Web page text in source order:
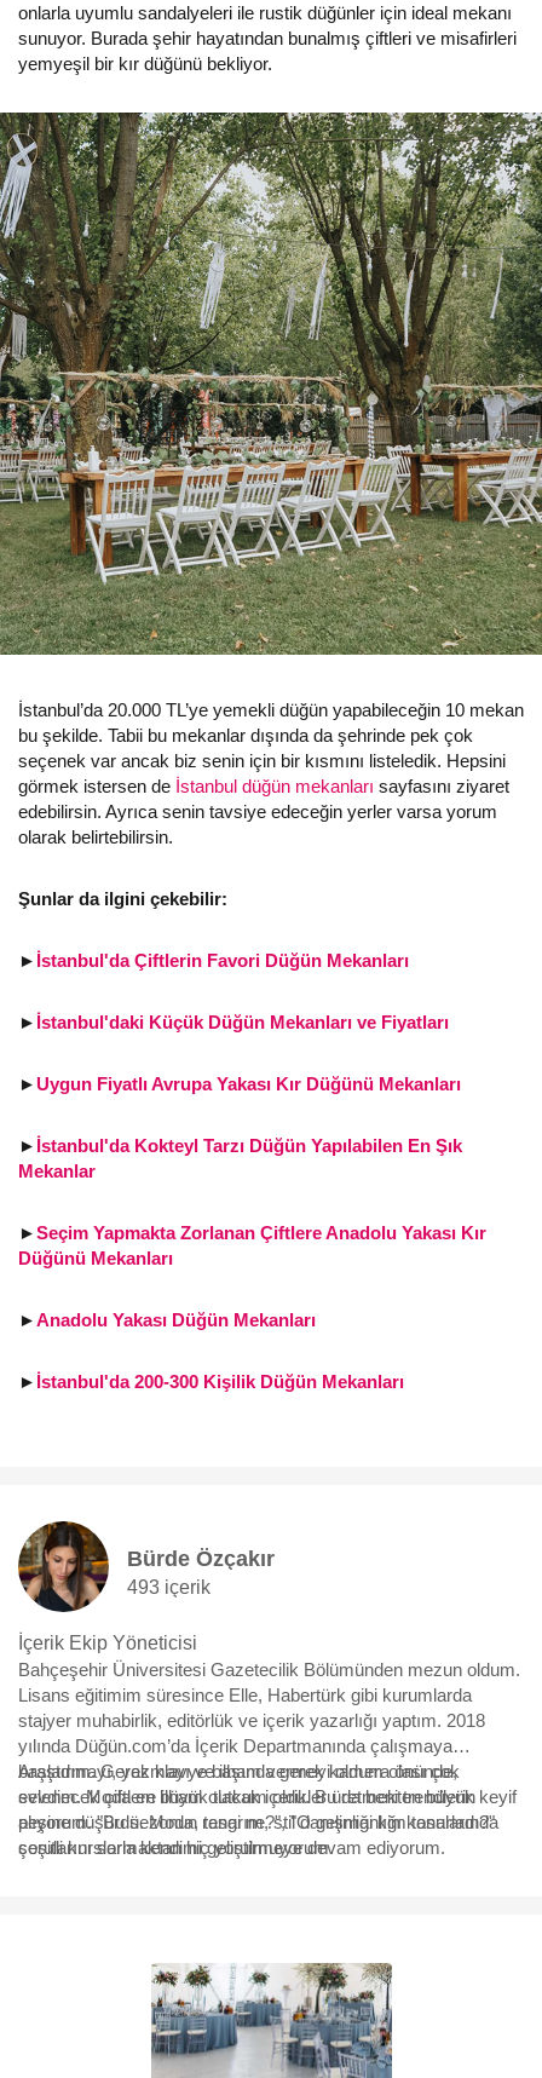
onlarla uyumlu sandalyeleri ile rustik düğünler için ideal mekanı
sunuyor. Burada şehir hayatından bunalmış çiftleri ve misafirleri
yemyeşil bir kır düğünü bekliyor.
İstanbul’da 20.000 TL’ye yemekli düğün yapabileceğin 10 mekan
bu şekilde. Tabii bu mekanlar dışında da şehrinde pek çok
seçenek var ancak biz senin için bir kısmını listeledik. Hepsini
görmek istersen de İstanbul düğün mekanları sayfasını ziyaret
edebilirsin. Ayrıca senin tavsiye edeceğin yerler varsa yorum
olarak belirtebilirsin.
Şunlar da ilgini çekebilir:
► İstanbul'da Çiftlerin Favori Düğün Mekanları
► İstanbul'daki Küçük Düğün Mekanları ve Fiyatları
►Uygun Fiyatlı Avrupa Yakası Kır Düğünü Mekanları
► İstanbul'da Kokteyl Tarzı Düğün Yapılabilen En Şık
Mekanlar
►Seçim Yapmakta Zorlanan Çiftlere Anadolu Yakası Kır
Düğünü Mekanları
►Anadolu Yakası Düğün Mekanları
► İstanbul'da 200-300 Kişilik Düğün Mekanları
Bürde Özçakır
493 içerik
İçerik Ekip Yöneticisi
Bahçeşehir Üniversitesi Gazetecilik Bölümünden mezun oldum.
Lisans eğitimim süresince Elle, Habertürk gibi kurumlarda
stajyer muhabirlik, editörlük ve içerik yazarlığı yaptım. 2018
yılında Düğün.com’da İçerik Departmanında çalışmaya
başladım. Gerek klavye başında gerek kamera önünde,
evlenecek çiftlere ilham olacak içerikler üretmekten büyük keyif
alıyorum. "Bu sezonun rengi ne?", "O gelinliği kim tasarladı?"
sorularını sormaktan hiç yorulmuyorum.
Araştırmayı, yazmayı ve ilham vermeyi oldum olası çok
sevdim. Moda en büyük tutkum oldu. Bu da beni trendlerin
peşine düşürdü. Moda, tasarım, stil danışmanlığı konularında
çeşitli kurslarla kendimi geliştirmeye devam ediyorum.